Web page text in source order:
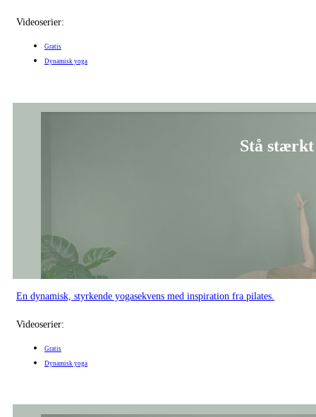
Videoserier:
Gratis
Dynamisk yoga
Stå
En dynamisk, styrkende yogasekvens med inspiration fra pilates.
Videoserier:
Gratis
Dynamisk yoga